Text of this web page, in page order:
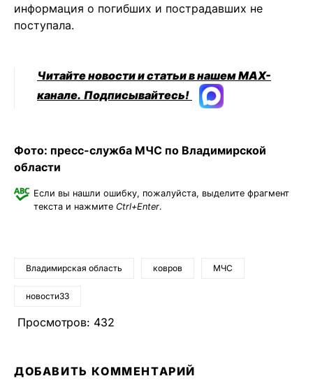
информация о погибших и пострадавших не
поступала.
Читайте новости и статьи в нашем MAX-
канале. Подписывайтесь!
Фото: пресс-служба МЧС по Владимирской
области
Если вы нашли ошибку, пожалуйста, выделите фрагмент
текста и нажмите Ctrl+Enter.
Владимирская область ковров МЧС
новости33
Просмотров: 432
ДОБАВИТЬ КОММЕНТАРИЙ